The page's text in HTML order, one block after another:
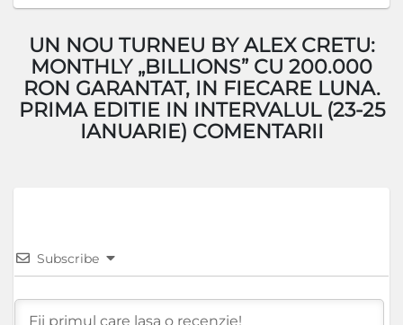
UN NOU TURNEU BY ALEX CRETU:
MONTHLY „BILLIONS” CU 200.000
RON GARANTAT, IN FIECARE LUNA.
PRIMA EDITIE IN INTERVALUL (23-25
IANUARIE) COMENTARII
Subscribe